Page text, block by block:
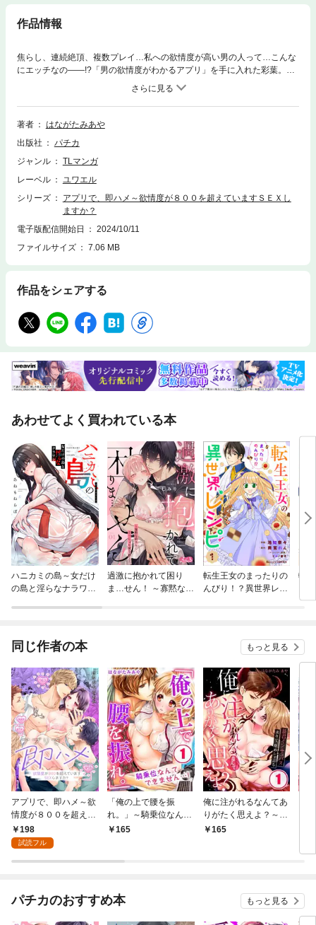
作品情報
焦らし、連続絶頂、複数プレイ…私への欲情度が高い男の人って…こんな
にエッチなの――!?「男の欲情度がわかるアプリ」を手に入れた彩葉。そ
のアプリを使うと男性の「自分に対する欲情度」がわかるという。半信半
疑で使ってみると、意外と周囲の男性が自分を性的な目で見ていることを
知りドキドキ。さらに欲情度が800を超えている男性とは「セックスしま
すか？」という選択肢が出てきて…!?「はい」を押した瞬間から、貪るよ
著者
はながたみあや
出版社
パチカ
ジャンル
TLマンガ
レーベル
ユワエル
シリーズ
アプリで、即ハメ～欲情度が８００を超えていますＳＥＸし
ますか？
電子版配信開始日
2024/10/11
ファイルサイズ
7.06 MB
作品をシェアする
あわせてよく買われている本
ハニカミの島～女だけ
の島と淫らなナラワシ
過激に抱かれて困り
ま…せん！ ～寡黙な狼
転生王女のまったりの
んびり！？異世界レシ
転
作
同じ作者の本 もっと見る
アプリで、即ハメ～欲
情度が８００を超えて
いますＳＥＸします
か？１
198
試読フル
「俺の上で腰を振
れ。」～騎乗位なんて
できません…！(1)
165
俺に注がれるなんてあ
りがたく思えよ？～暴
君インキュバス来り
165
付
パチカのおすすめ本 もっと見る